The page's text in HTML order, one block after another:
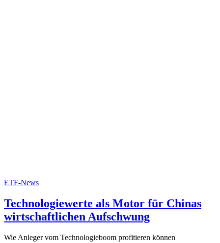
ETF-News
Technologiewerte als Motor für Chinas
wirtschaftlichen Aufschwung
Wie Anleger vom Technologieboom profitieren können